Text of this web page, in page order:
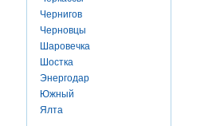
Чернигов
Черновцы
Шаровечка
Шостка
Энергодар
Южный
Ялта